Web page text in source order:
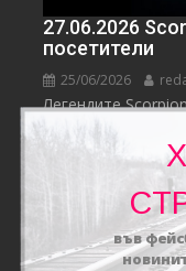
27.06.2026
посетители
25/06/2026
Легендите
грандиозно...
Концерти
във